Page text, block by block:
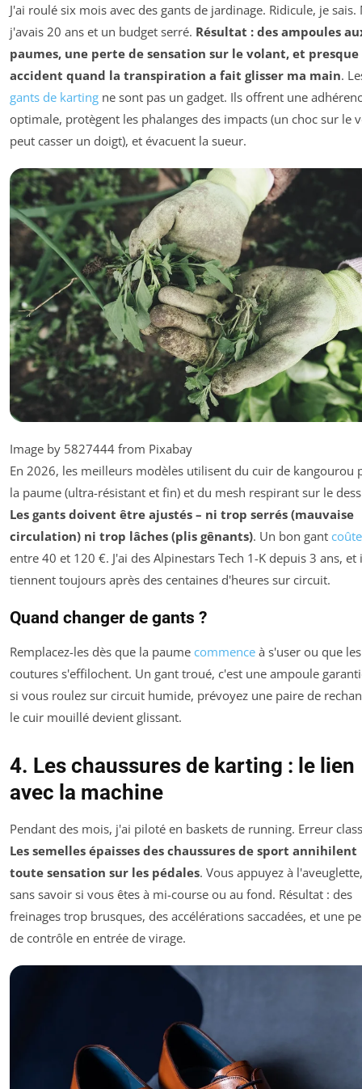
J'ai roulé six mois avec des gants de jardinage. Ridicule, je sais.
j'avais 20 ans et un budget serré. Résultat : des ampoules
paumes, une perte de sensation sur le volant, et presque
accident quand la transpiration a fait glisser ma main.
gants de karting ne sont pas un gadget. Ils offrent une
optimale, protègent les phalanges des impacts (un choc sur le
peut casser un doigt), et évacuent la sueur.
Image by 5827444 from Pixabay
En 2026, les meilleurs modèles utilisent du cuir de kangourou
la paume (ultra-résistant et fin) et du mesh respirant sur le
Les gants doivent être ajustés – ni trop serrés (mauvaise
circulation) ni trop lâches (plis gênants). Un bon gant coûte
entre 40 et 120 €. J'ai des Alpinestars Tech 1-K depuis 3 ans, et
tiennent toujours après des centaines d'heures sur circuit.
Quand changer de gants ?
Remplacez-les dès que la paume commence à s'user ou que les
coutures s'effilochent. Un gant troué, c'est une ampoule
si vous roulez sur circuit humide, prévoyez une paire de
le cuir mouillé devient glissant.
4. Les chaussures de karting : le lien
avec la machine
Pendant des mois, j'ai piloté en baskets de running. Erreur
Les semelles épaisses des chaussures de sport annihilent
toute sensation sur les pédales. Vous appuyez à l'aveuglette,
sans savoir si vous êtes à mi-course ou au fond. Résultat : des
freinages trop brusques, des accélérations saccadées, et une
de contrôle en entrée de virage.